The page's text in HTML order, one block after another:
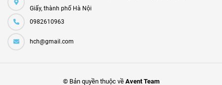
Giấy, thành phố Hà Nội
0982610963
hch@gmail.com
© Bản quyền thuộc về Avent Team